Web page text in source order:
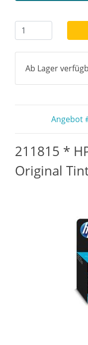
Ab Lager
Angebot
211815 *
Original